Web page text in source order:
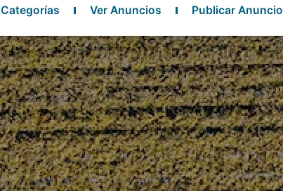
Categorías Ver Anuncios Publicar Anuncio